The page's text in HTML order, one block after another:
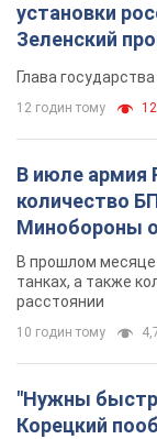
установки
Зеленский
Глава
12 годин тому
В июле армия
количество
Минобороны
В прошлом
танках, а также
расстоянии
10 годин тому
"Нужны
Корецкий